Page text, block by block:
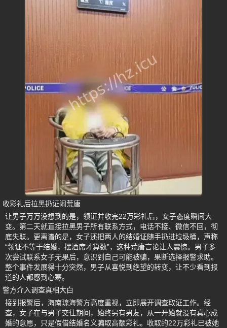
收彩礼后拉黑扔证闹荒唐
让男子万万没想到的是，领证并收完22万彩礼后，女子态度瞬间大
变。第二天就直接拉黑男子所有联系方式，电话不接、微信不回，彻
底失联。更离谱的是，女子还把两人的结婚证随手扔进垃圾桶，声称
“领证不等于结婚，摆酒席才算数”，这种荒唐言论让人震惊。男子多
次尝试联系女子无果后，意识到自己可能被骗，果断选择报警求助。
整个事件发展得十分突然，男子从喜悦到绝望的转变，让不少看到报
道的人都感到心寒。
警方介入调查真相大白
接到报警后，海南琼海警方高度重视，立即展开调查取证工作。经
查，女子在与男子交往期间，始终另有男友，从一开始就没有真心成
婚的意愿，只是假借结婚名义骗取高额彩礼。收取的22万彩礼已被她